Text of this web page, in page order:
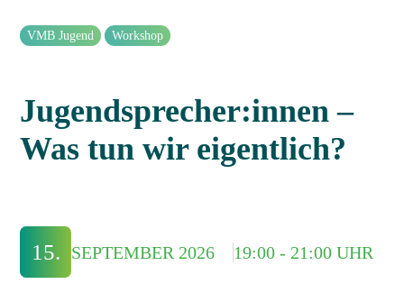
VMB Jugend Workshop
Jugendsprecher:innen –
Was tun wir eigentlich?
15. SEPTEMBER 2026 19:00 - 21:00 UHR